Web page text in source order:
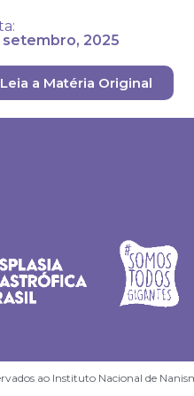
2025
Leia a Matéria Original
ao Instituto Nacional de